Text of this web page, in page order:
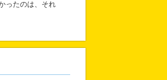
ったのは、それ